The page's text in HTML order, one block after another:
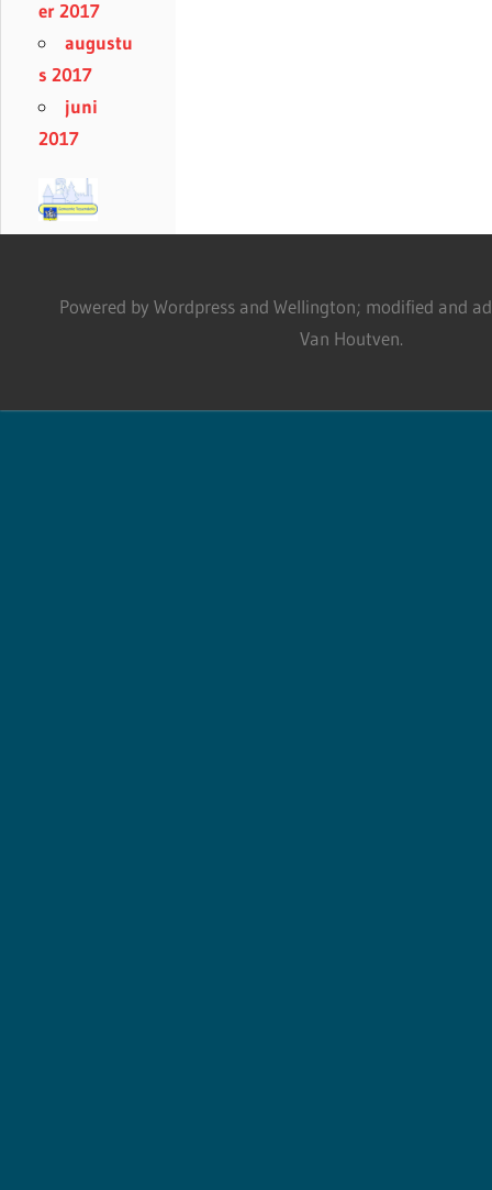
er 2017
augustu
s 2017
juni
2017
Powered by Wordpress and Wellington; modified and
Van Houtven.